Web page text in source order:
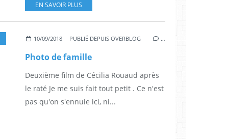
EN SAVOIR PLUS
ROUAUD,VANESSA PARADIS,CAMILLE COTTIN PIERRE DELADONCHAMPS
10/09/2018 PUBLIÉ DEPUIS OVERBLOG …
Photo de famille
Deuxième film de Cécilia Rouaud après
le raté Je me suis fait tout petit . Ce n'est
pas qu'on s'ennuie ici, ni...